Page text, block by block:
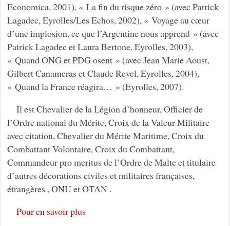
Economica, 2001), « La fin du risque zéro » (avec Patrick
Lagadec, Eyrolles/Les Echos, 2002), « Voyage au cœur
d’une implosion, ce que l’Argentine nous apprend » (avec
Patrick Lagadec et Laura Bertone, Eyrolles, 2003),
« Quand ONG et PDG osent » (avec Jean Marie Aoust,
Gilbert Canameras et Claude Revel, Eyrolles, 2004),
« Quand la France réagira… » (Eyrolles, 2007).
Il est Chevalier de la Légion d’honneur, Officier de
l’Ordre national du Mérite, Croix de la Valeur Militaire
avec citation, Chevalier du Mérite Maritime, Croix du
Combattant Volontaire, Croix du Combattant,
Commandeur pro meritus de l’Ordre de Malte et titulaire
d’autres décorations civiles et militaires françaises,
étrangères , ONU et OTAN .
Pour en savoir plus